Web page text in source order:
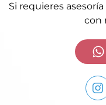
Si requieres
con